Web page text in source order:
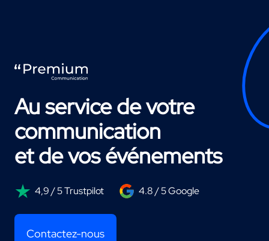
Au service de votre
communication
et de vos événements
4,9 / 5 Trustpilot 4.8 / 5 Google
Contactez-nous